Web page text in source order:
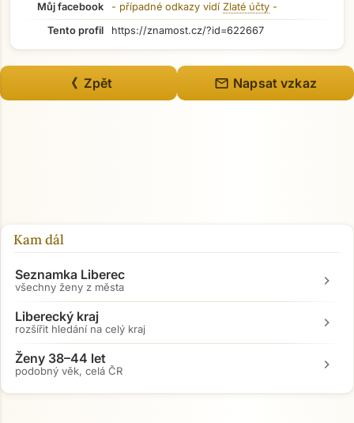
Můj facebook
- případné odkazy vidí Zlaté účty -
Tento profil
https://znamost.cz/?id=622667
《 Zpět mail Napsat vzkaz
Kam dál
Seznamka Liberec
všechny ženy z města chevron_right
Liberecký kraj
rozšířit hledání na celý kraj chevron_right
Ženy 38–44 let
podobný věk, celá ČR chevron_right